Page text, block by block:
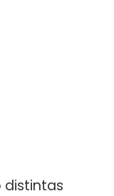
distintas